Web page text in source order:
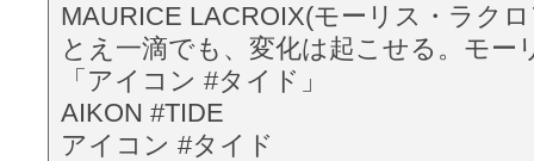
MAURICE LACROIX(モーリス・ラク
とえ一滴でも、変化は起こせる。モー
「アイコン #タイド」
AIKON #TIDE
アイコン #タイド